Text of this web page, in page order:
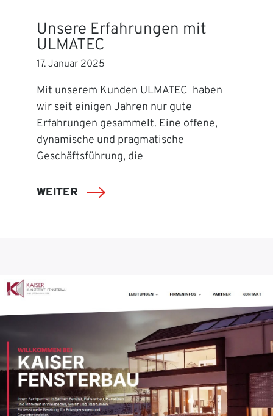
Unsere Erfahrungen mit
ULMATEC
17. Januar 2025
Mit unserem Kunden ULMATEC haben
wir seit einigen Jahren nur gute
Erfahrungen gesammelt. Eine offene,
dynamische und pragmatische
Geschäftsführung, die
WEITER